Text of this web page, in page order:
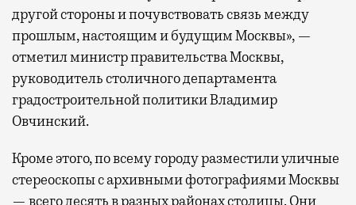
другой стороны и почувствовать связь между
прошлым, настоящим и будущим Москвы», —
отметил министр правительства Москвы,
руководитель столичного департамента
градостроительной политики Владимир
Овчинский.
Кроме этого, по всему городу разместили уличные
стереоскопы с архивными фотографиями Москвы
— всего десять в разных районах столицы. Они